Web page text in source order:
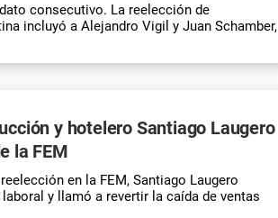
consecutivo. La reelección de
incluyó a Alejandro Vigil y Juan Schamber,
y hotelero Santiago Laugero
la FEM
en la FEM, Santiago Laugero
y llamó a revertir la caída de ventas